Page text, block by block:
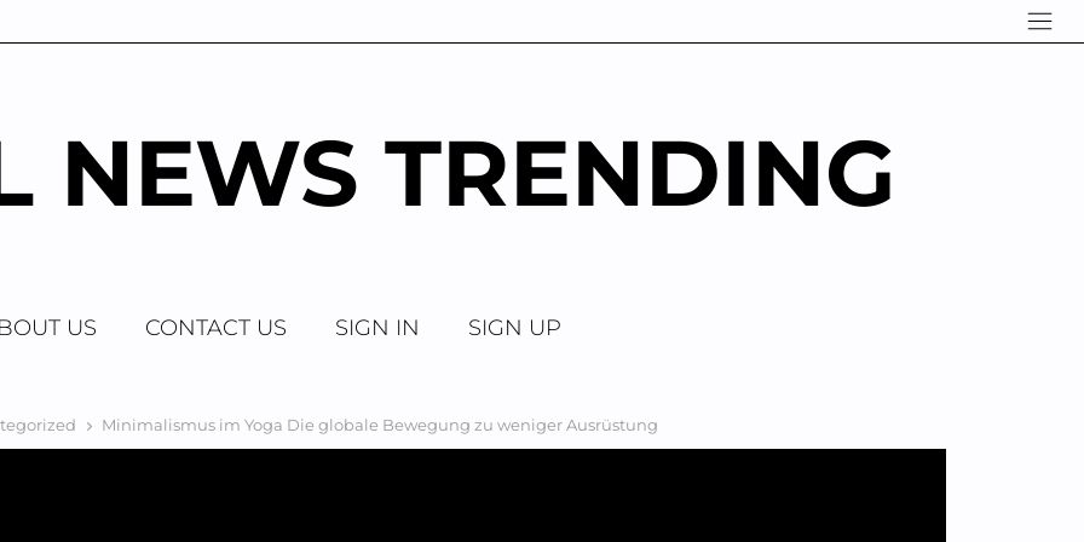
NEWS TRENDING
US CONTACT US SIGN IN SIGN UP
Minimalismus im Yoga Die globale Bewegung zu weniger Ausrüstung